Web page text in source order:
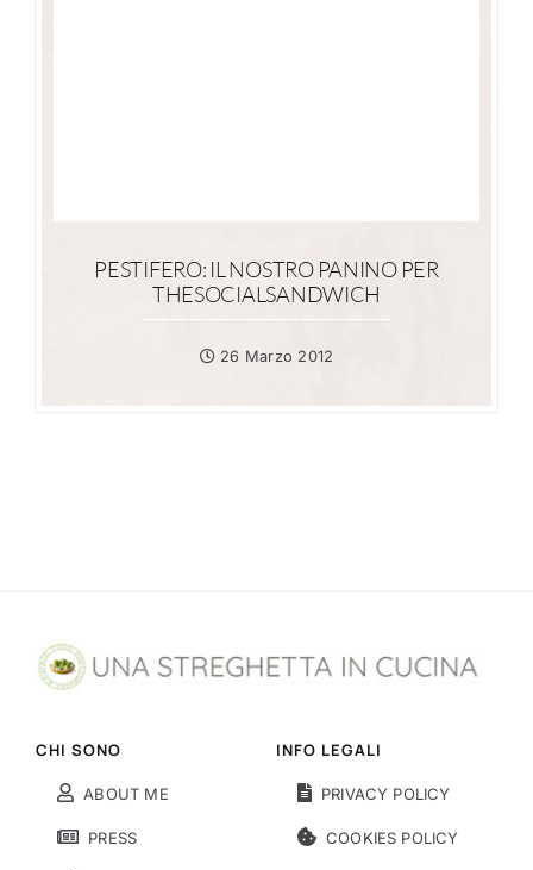
PESTIFERO: IL NOSTRO PANINO PER
THESOCIALSANDWICH
26 Marzo 2012
CHI SONO
ABOUT ME
PRESS
INFO LEGALI
PRIVACY POLICY
COOKIES POLICY